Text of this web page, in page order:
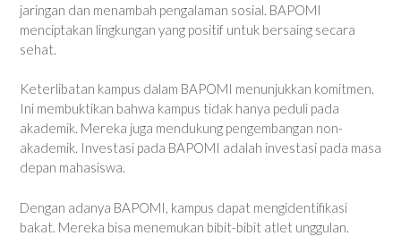
jaringan dan menambah pengalaman sosial. BAPOMI
menciptakan lingkungan yang positif untuk bersaing secara
sehat.
Keterlibatan kampus dalam BAPOMI menunjukkan komitmen.
Ini membuktikan bahwa kampus tidak hanya peduli pada
akademik. Mereka juga mendukung pengembangan non-
akademik. Investasi pada BAPOMI adalah investasi pada masa
depan mahasiswa.
Dengan adanya BAPOMI, kampus dapat mengidentifikasi
bakat. Mereka bisa menemukan bibit-bibit atlet unggulan.